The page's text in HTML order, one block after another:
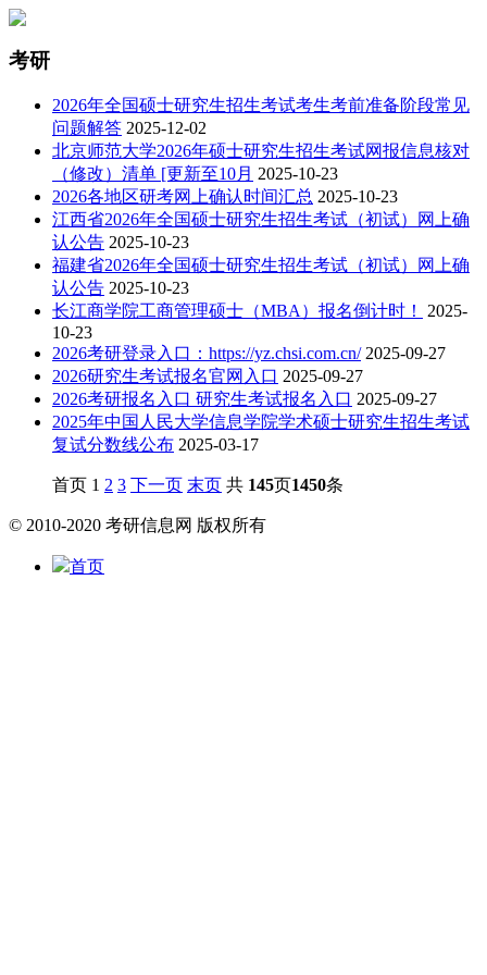
考研
2026年全国硕士研究生招生考试考生考前准备阶段常见
问题解答 2025-12-02
北京师范大学2026年硕士研究生招生考试网报信息核对
（修改）清单 [更新至10月 2025-10-23
2026各地区研考网上确认时间汇总 2025-10-23
江西省2026年全国硕士研究生招生考试（初试）网上确
认公告 2025-10-23
福建省2026年全国硕士研究生招生考试（初试）网上确
认公告 2025-10-23
长江商学院工商管理硕士（MBA）报名倒计时！
2025-
10-23
2026考研登录入口：https://yz.chsi.com.cn/ 2025-09-27
2026研究生考试报名官网入口 2025-09-27
2026考研报名入口 研究生考试报名入口 2025-09-27
2025年中国人民大学信息学院学术硕士研究生招生考试
复试分数线公布 2025-03-17
首页 1 2 3 下一页 末页 共 145页1450条
© 2010-2020 考研信息网 版权所有
首页